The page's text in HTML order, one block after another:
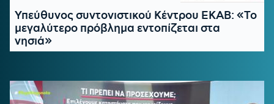
Υπεύθυνος συντονιστικού Κέντρου ΕΚΑΒ: «Το
μεγαλύτερο πρόβλημα εντοπίζεται στα
νησιά»